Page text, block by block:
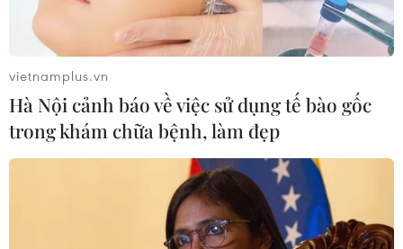
vietnamplus.vn
Hà Nội cảnh báo về việc sử dụng tế bào gốc
trong khám chữa bệnh, làm đẹp